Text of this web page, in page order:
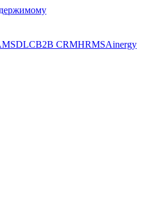
SDLCB2B CRMHRMSAinergy